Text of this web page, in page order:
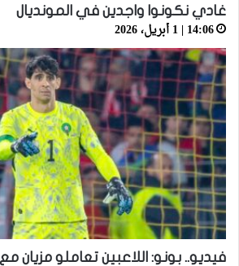
غادي نكونوا واجدين في المونديال
14:06 | 1 أبريل، 2026
فيديو.. بونو: اللاعبين تعاملو مزيان مع